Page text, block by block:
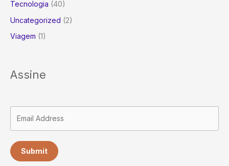
Tecnologia (40)
Uncategorized (2)
Viagem (1)
Assine
Submit